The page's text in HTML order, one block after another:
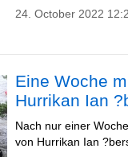
24. October 2022
Eine Woche
Hurrikan Ian
Nach nur einer
von Hurrikan Ian